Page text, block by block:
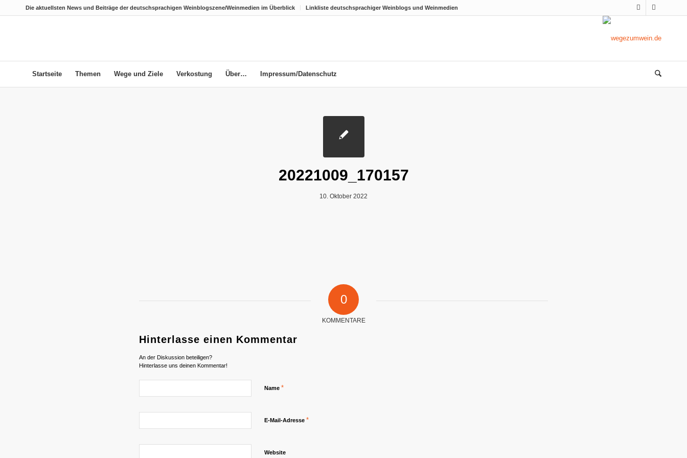
Die aktuellsten News und Beiträge der deutschsprachigen Weinblogszene/Weinmedien im Überblick Linkliste deutschsprachiger Weinblogs und Weinmedien
Startseite Themen Wege und Ziele Verkostung Über… Impressum/Datenschutz
20221009_170157
10. Oktober 2022
0
KOMMENTARE
Hinterlasse einen Kommentar
An der Diskussion beteiligen?
Hinterlasse uns deinen Kommentar!
Name *
E-Mail-Adresse *
Website